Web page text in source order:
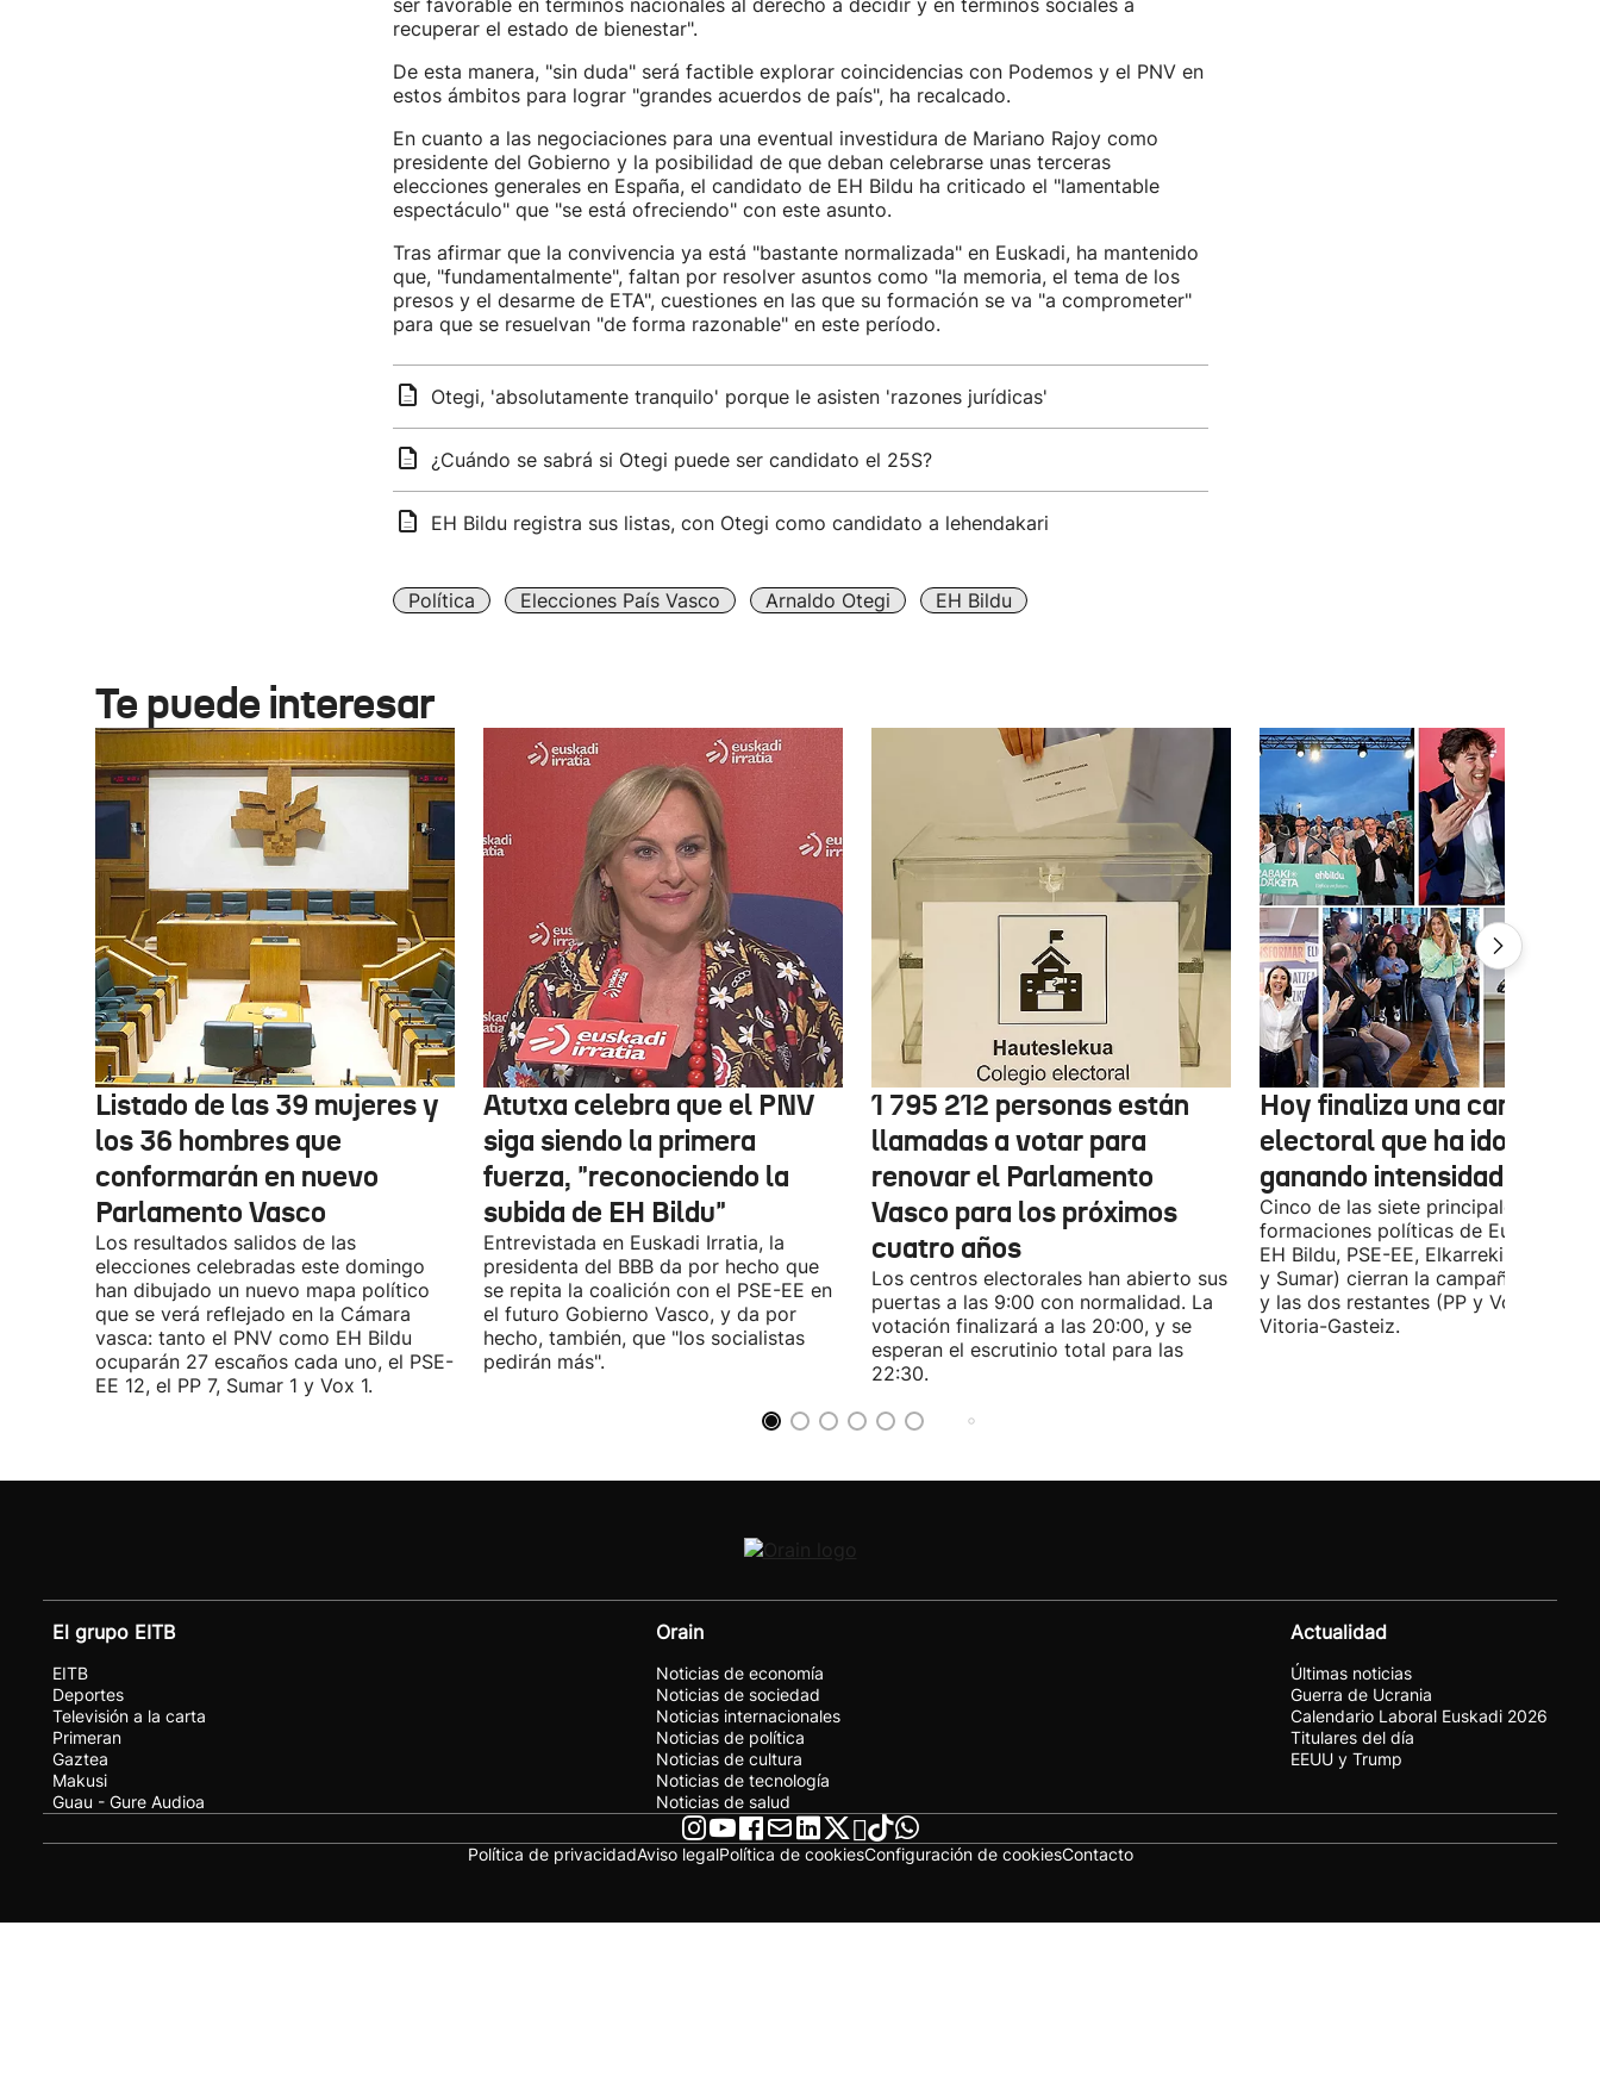
ser favorable en términos nacionales al derecho a decidir y en términos sociales a
recuperar el estado de bienestar".
De esta manera, "sin duda" será factible explorar coincidencias con Podemos y el PNV en
estos ámbitos para lograr "grandes acuerdos de país", ha recalcado.
En cuanto a las negociaciones para una eventual investidura de Mariano Rajoy como
presidente del Gobierno y la posibilidad de que deban celebrarse unas terceras
elecciones generales en España, el candidato de EH Bildu ha criticado el "lamentable
espectáculo" que "se está ofreciendo" con este asunto.
Tras afirmar que la convivencia ya está "bastante normalizada" en Euskadi, ha mantenido
que, "fundamentalmente", faltan por resolver asuntos como "la memoria, el tema de los
presos y el desarme de ETA", cuestiones en las que su formación se va "a comprometer"
para que se resuelvan "de forma razonable" en este período.
Otegi, 'absolutamente tranquilo' porque le asisten 'razones jurídicas'
¿Cuándo se sabrá si Otegi puede ser candidato el 25S?
EH Bildu registra sus listas, con Otegi como candidato a lehendakari
Política Elecciones País Vasco Arnaldo Otegi EH Bildu
Te puede interesar
Listado de las 39 mujeres y
los 36 hombres que
conformarán en nuevo
Parlamento Vasco
Los resultados salidos de las
elecciones celebradas este domingo
han dibujado un nuevo mapa político
que se verá reflejado en la Cámara
vasca: tanto el PNV como EH Bildu
ocuparán 27 escaños cada uno, el PSE-
EE 12, el PP 7, Sumar 1 y Vox 1.
Atutxa celebra que el PNV
siga siendo la primera
fuerza, "reconociendo la
subida de EH Bildu"
Entrevistada en Euskadi Irratia, la
presidenta del BBB da por hecho que
se repita la coalición con el PSE-EE en
el futuro Gobierno Vasco, y da por
hecho, también, que "los socialistas
pedirán más".
1 795 212 personas están
llamadas a votar para
renovar el Parlamento
Vasco para los próximos
cuatro años
Los centros electorales han abierto sus
puertas a las 9:00 con normalidad. La
votación finalizará a las 20:00, y se
esperan el escrutinio total para las
22:30.
Hoy finaliza una campaña
electoral que ha ido
ganando intensidad
Cinco de las siete principales
formaciones políticas de Euskadi
EH Bildu, PSE-EE, Elkarrekin
y Sumar) cierran la campaña en
y las dos restantes (PP y Vox) en
Vitoria-Gasteiz.
El grupo EITB
EITB
Deportes
Televisión a la carta
Primeran
Gaztea
Makusi
Guau - Gure Audioa
Orain
Noticias de economía
Noticias de sociedad
Noticias internacionales
Noticias de política
Noticias de cultura
Noticias de tecnología
Noticias de salud
Actualidad
Últimas noticias
Guerra de Ucrania
Calendario Laboral Euskadi 2026
Titulares del día
EEUU y Trump
Política de privacidadAviso legalPolítica de cookiesConfiguración de cookiesContacto